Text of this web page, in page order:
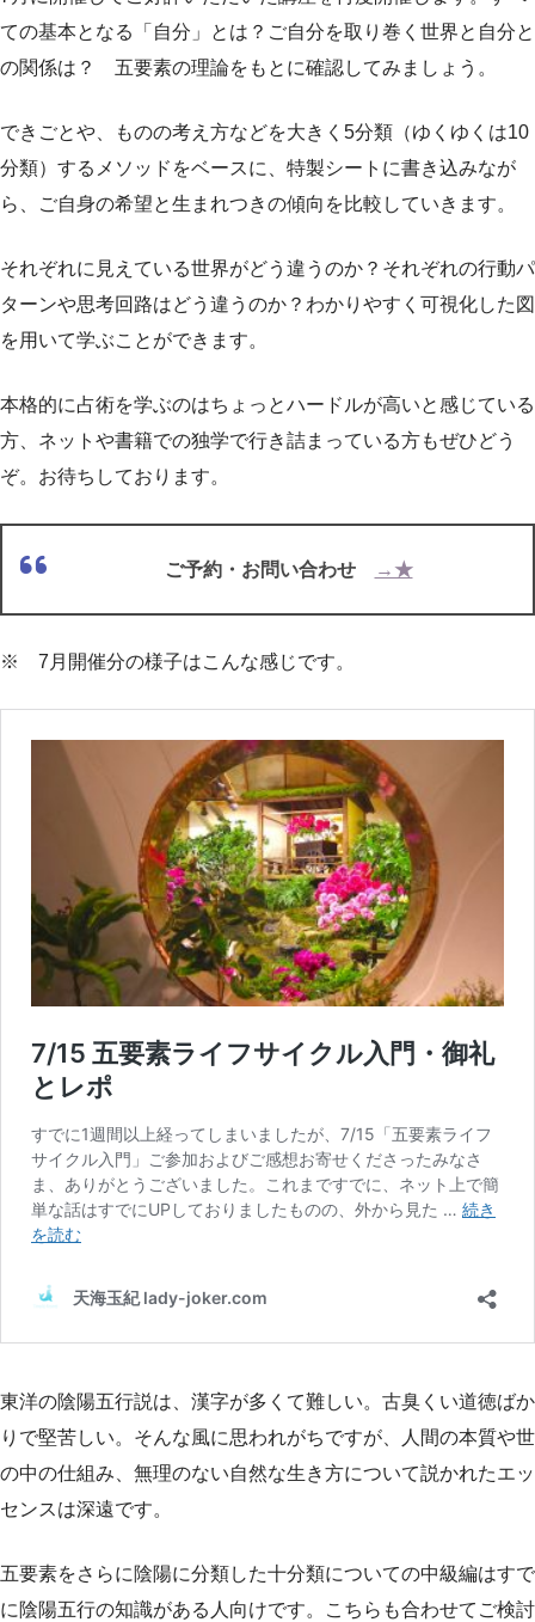
ての基本となる「自分」とは？ご自分を取り巻く世界と自分と
の関係は？ 五要素の理論をもとに確認してみましょう。
できごとや、ものの考え方などを大きく5分類（ゆくゆくは10
分類）するメソッドをベースに、特製シートに書き込みなが
ら、ご自身の希望と生まれつきの傾向を比較していきます。
それぞれに見えている世界がどう違うのか？それぞれの行動パ
ターンや思考回路はどう違うのか？わかりやすく可視化した図
を用いて学ぶことができます。
本格的に占術を学ぶのはちょっとハードルが高いと感じている
方、ネットや書籍での独学で行き詰まっている方もぜひどう
ぞ。お待ちしております。
ご予約・お問い合わせ →★
※ 7月開催分の様子はこんな感じです。
東洋の陰陽五行説は、漢字が多くて難しい。古臭くい道徳ばか
りで堅苦しい。そんな風に思われがちですが、人間の本質や世
の中の仕組み、無理のない自然な生き方について説かれたエッ
センスは深遠です。
五要素をさらに陰陽に分類した十分類についての中級編はすで
に陰陽五行の知識がある人向けです。こちらも合わせてご検討